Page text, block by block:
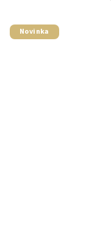
Novinka